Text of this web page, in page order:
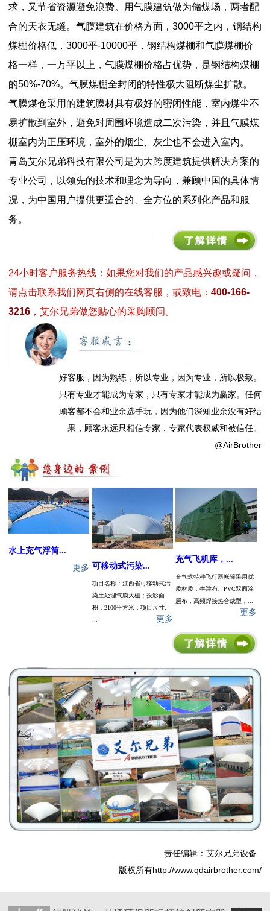
求，又节省资源避免浪费。用气膜建筑做为储煤场，两者配
合的天衣无缝。气膜建筑在价格方面，3000平之内，钢结构
煤棚价格低，3000平-10000平，钢结构煤棚和气膜煤棚价
格一样，一万平以上，气膜煤棚价格占优势，是钢结构煤棚
的50%-70%。气膜煤棚全封闭的特性极大阻断煤尘扩散。
气膜煤仓采用的建筑膜材具有极好的密闭性能，室内煤尘不
易扩散到室外，避免对周围环境造成二次污染，并且气膜煤
棚室内为正压环境，室外的烟尘、灰尘也不会进入室内。
青岛艾尔兄弟科技有限公司是为大跨度建筑提供解决方案的
专业公司，以领先的技术和理念为导向，兼顾中国的具体情
况，为中国用户提供更适合的、全方位的系列化产品和服
务。
24小时客户服务热线：如果您对我们的产品感兴趣或疑问，
请点击联系我们网页右侧的在线客服，或致电： 400-166-
3216 ，艾尔兄弟做您贴心的采购顾问。
好客服，因为熟练，所以专业，因为专业，所以极致。
只有专业才能成为专家，只有专家才能成为赢家。任何
顾客都不会和业余选手玩，因为他们深知业余没有好结
果，顾客永远只相信专家，专家代表权威和被信任。
@AirBrother
水上充气浮筒...
更多 可移动式污染...
项目名称：江西省可移动式污
染土处理气膜大棚；投影面
积：2100平方米；项目尺寸:
...
更多
充气飞机库，...
充气式特种飞行器帐篷采用优
质材质，牛津布、PVC双面涂
层布，高频焊接热合成型，...
更多
责任编辑：艾尔兄弟设备
版权所有http://www.qdairbrother.com/